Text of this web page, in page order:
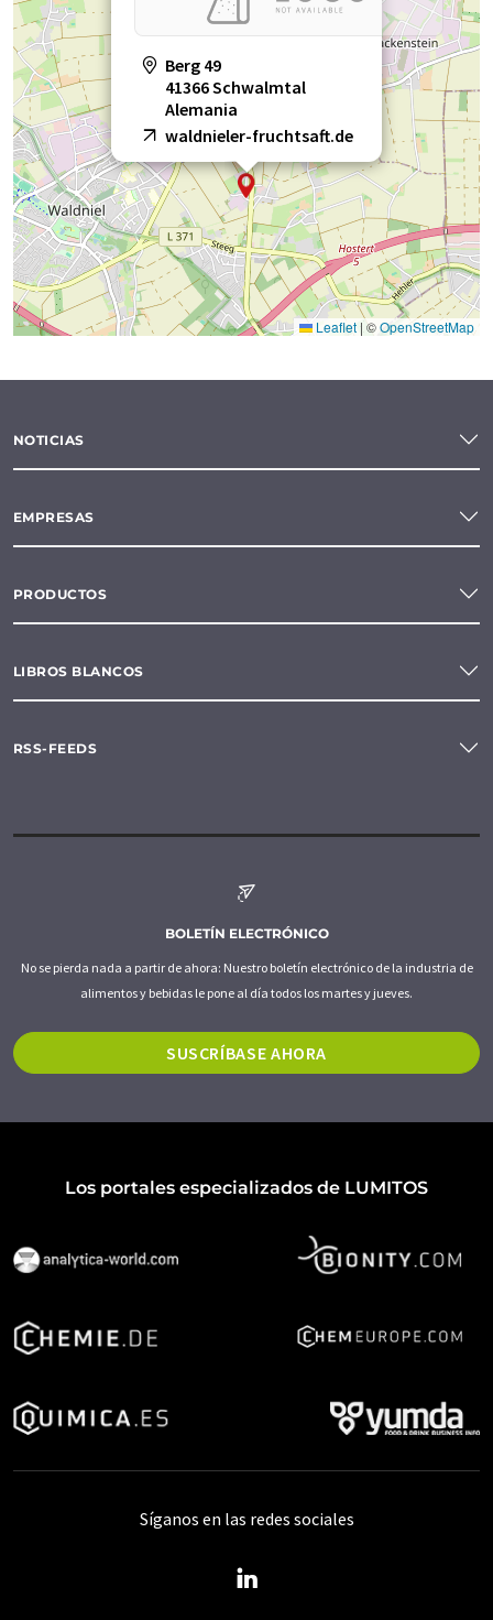
Berg 49
41366 Schwalmtal
Alemania
waldnieler-fruchtsaft.de
Leaflet| ©OpenStreetMap
NOTICIAS
EMPRESAS
PRODUCTOS
LIBROS BLANCOS
RSS-FEEDS
BOLETÍN ELECTRÓNICO
No se pierda nada a partir de ahora: Nuestro boletín electrónico de la industria de
alimentos y bebidas le pone al día todos los martes y jueves.
SUSCRÍBASE AHORA
Los portales especializados de LUMITOS
Síganos en las redes sociales